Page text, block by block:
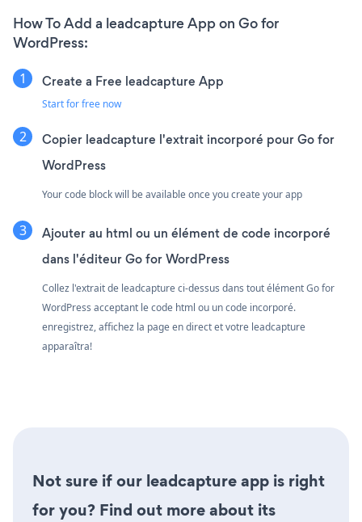
How To Add a leadcapture App on Go for
WordPress:
Create a Free leadcapture App
Start for free now
Copier leadcapture l'extrait incorporé pour Go for
WordPress
Your code block will be available once you create your app
Ajouter au html ou un élément de code incorporé
dans l'éditeur Go for WordPress
Collez l'extrait de leadcapture ci-dessus dans tout élément Go for
WordPress acceptant le code html ou un code incorporé.
enregistrez, affichez la page en direct et votre leadcapture
apparaîtra!
Not sure if our leadcapture app is right
for you? Find out more about its